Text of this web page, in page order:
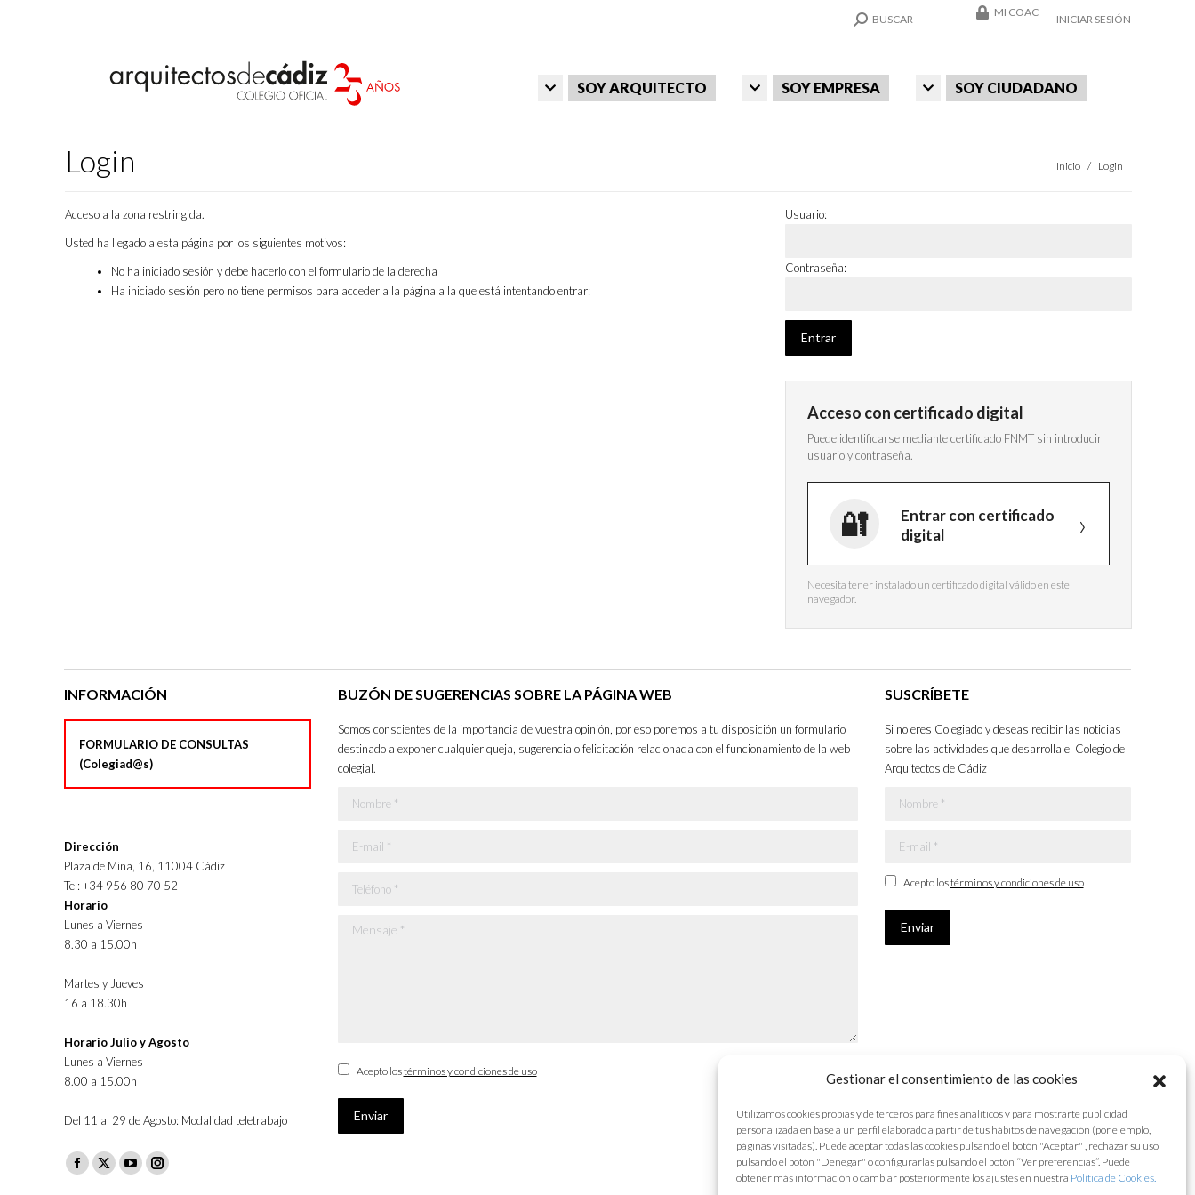
Gestionar el consentimiento de las cookies
Utilizamos cookies propias y de terceros para fines analíticos y para mostrarte publicidad
personalizada en base a un perfil elaborado a partir de tus hábitos de navegación (por ejemplo,
páginas visitadas). Puede aceptar todas las cookies pulsando el botón "Aceptar" , rechazar su uso
pulsando el botón "Denegar" o configurarlas pulsando el botón “Ver preferencias”. Puede
obtener más información o cambiar posteriormente los ajustes en nuestra Política de Cookies.
SEARCH:
BUSCAR
MI COAC
INICIAR SESIÓN
SOY ARQUITECTO SOY EMPRESA SOY CIUDADANO
Login Estás aquí:
Inicio Login
Acceso a la zona restringida.
Usted ha llegado a esta página por los siguientes motivos:
No ha iniciado sesión y debe hacerlo con el formulario de la derecha
Ha iniciado sesión pero no tiene permisos para acceder a la página a la que está intentando entrar:
Usuario:
Contraseña:
Acceso con certificado digital
Puede identificarse mediante certificado FNMT sin introducir
usuario y contraseña.
Entrar con certificado
digital
Necesita tener instalado un certificado digital válido en este
navegador.
INFORMACIÓN
FORMULARIO DE CONSULTAS
(Colegiad@s)
Dirección
Plaza de Mina, 16, 11004 Cádiz
Tel: +34 956 80 70 52
Horario
Lunes a Viernes
8.30 a 15.00h
Martes y Jueves
16 a 18.30h
Horario Julio y Agosto
Lunes a Viernes
8.00 a 15.00h
Del 11 al 29 de Agosto: Modalidad teletrabajo
Facebook
X
YouTubeInstagram
BUZÓN DE SUGERENCIAS SOBRE LA PÁGINA WEB
Somos conscientes de la importancia de vuestra opinión, por eso ponemos a tu disposición un formulario
destinado a exponer cualquier queja, sugerencia o felicitación relacionada con el funcionamiento de la web
colegial.
Nombre *
E-mail *
Teléfono *
Mensaje *
Acepto lostérminos y condiciones de uso
Enviar
SUSCRÍBETE
Si no eres Colegiado y deseas recibir las noticias
sobre las actividades que desarrolla el Colegio de
Arquitectos de Cádiz
Nombre *
E-mail *
Acepto lostérminos y condiciones de uso
Enviar